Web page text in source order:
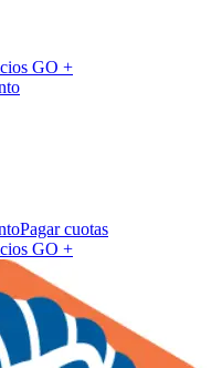
GO +
Pagar cuotas
GO +